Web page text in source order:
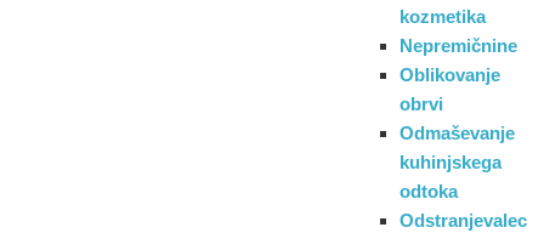
kozmetika
Nepremičnine
Oblikovanje
obrvi
Odmaševanje
kuhinjskega
odtoka
Odstranjevalec